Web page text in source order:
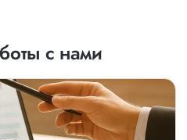
с нами